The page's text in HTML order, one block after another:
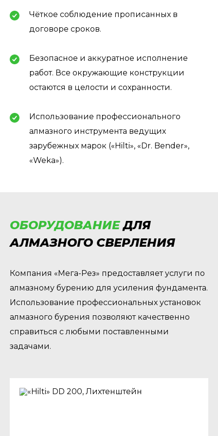
Чёткое соблюдение прописанных в
договоре сроков.
Безопасное и аккуратное исполнение
работ. Все окружающие конструкции
остаются в целости и сохранности.
Использование профессионального
алмазного инструмента ведущих
зарубежных марок («Hilti», «Dr. Bender»,
«Weka»).
ОБОРУДОВАНИЕДЛЯ
АЛМАЗНОГО СВЕРЛЕНИЯ
Компания «Мега-Рез» предоставляет услуги по
алмазному бурению для усиления фундамента.
Использование профессиональных установок
алмазного бурения позволяют качественно
справиться с любыми поставленными
задачами.